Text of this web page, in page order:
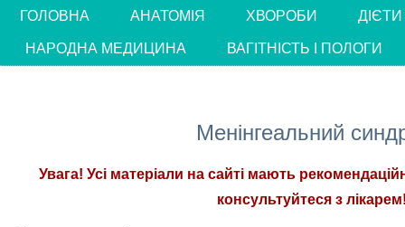
ГОЛОВНА АНАТОМІЯ ХВОРОБИ ДІЄТИ
НАРОДНА МЕДИЦИНА ВАГІТНІСТЬ І ПОЛОГИ
Менінгеальний
Увага! Усі матеріали на сайті мають
консультуйтеся з